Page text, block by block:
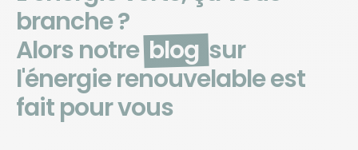
branche ?
Alors notreblog sur
l'énergie renouvelable est
fait pour vous